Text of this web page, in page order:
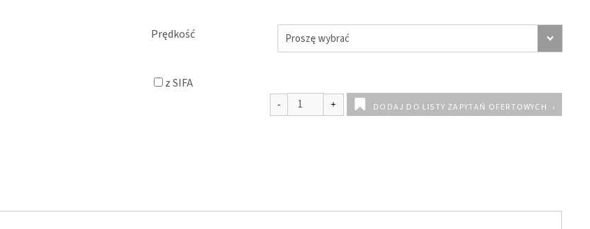
Prędkość
z SIFA
DODAJ DO LISTY ZAPYTAŃ OFERTOWYCH